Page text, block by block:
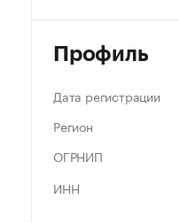
Профиль
Дата регистрации
Регион
ОГРНИП
ИНН